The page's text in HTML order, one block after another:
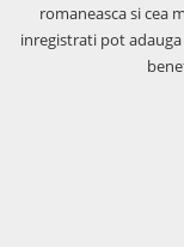
romaneasca si cea
inregistrati pot